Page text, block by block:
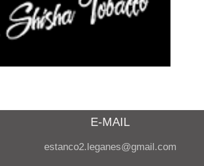
E-MAIL
estanco2.leganes@gmail.com